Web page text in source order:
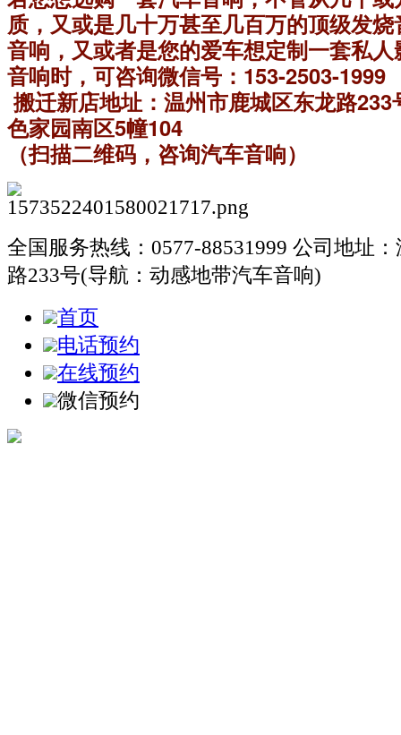
质，又或是几十万甚至几百万的顶级发
音响，又或者是您的爱车想定制一套私
音响时，可咨询微信号：153-2503-1999
搬迁新店地址：温州市鹿城区东龙路
色家园南区5幢104
（扫描二维码，咨询汽车音响）
全国服务热线：0577-88531999 公司地址
路233号(导航：动感地带汽车音响)
首页
电话预约
在线预约
微信预约